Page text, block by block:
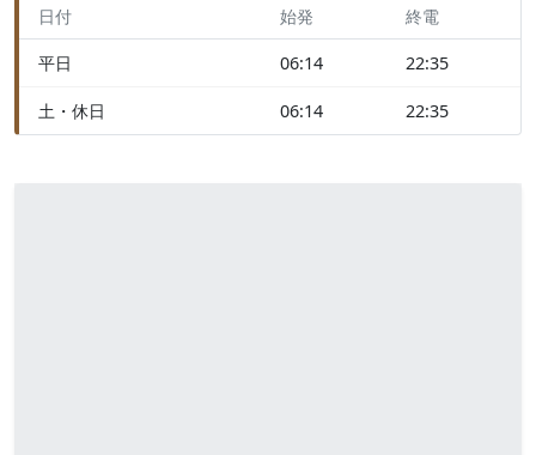
日付 始発 終電
平日 06:14 22:35
土・休日 06:14 22:35